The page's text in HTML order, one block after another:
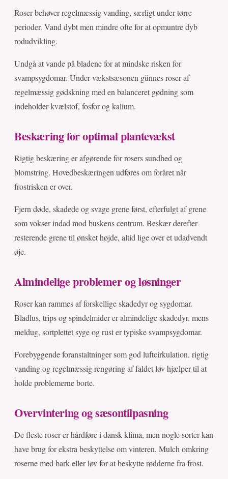
Roser behøver regelmæssig vanding, særligt under tørre
perioder. Vand dybt men mindre ofte for at opmuntre dyb
rodudvikling.
Undgå at vande på bladene for at mindske risken for
svampsygdomar. Under vækstsæsonen günnes roser af
regelmæssig gødskning med en balanceret gødning som
indeholder kvælstof, fosfor og kalium.
Beskæring for optimal plantevækst
Rigtig beskæring er afgørende for rosers sundhed og
blomstring. Hovedbeskæringen udføres om foråret når
frostrisken er over.
Fjern døde, skadede og svage grene først, efterfulgt af grene
som vokser indad mod buskens centrum. Beskær derefter
resterende grene til ønsket højde, altid lige over et udadvendt
øje.
Almindelige problemer og løsninger
Roser kan rammes af forskellige skadedyr og sygdomar.
Bladlus, trips og spindelmider er almindelige skadedyr, mens
meldug, sortplettet syge og rust er typiske svampsygdomar.
Forebyggende foranstaltninger som god luftcirkulation, rigtig
vanding og regelmæssig rengøring af faldet løv hjælper til at
holde problemerne borte.
Overvintering og sæsontilpasning
De fleste roser er hårdføre i dansk klima, men nogle sorter kan
have brug for ekstra beskyttelse om vinteren. Mulch omkring
roserne med bark eller løv for at beskytte rødderne fra frost.